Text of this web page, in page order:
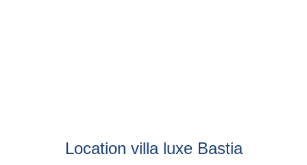
Location villa luxe Bastia